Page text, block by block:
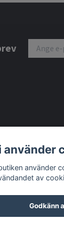
använder
använder
av
Godkänn